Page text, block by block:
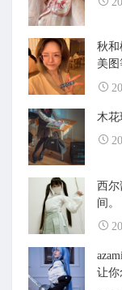
秋和
美
木
西尔
间。
让你